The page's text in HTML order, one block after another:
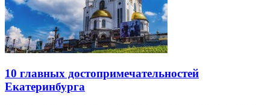
10 главных достопримечательностей
Екатеринбурга